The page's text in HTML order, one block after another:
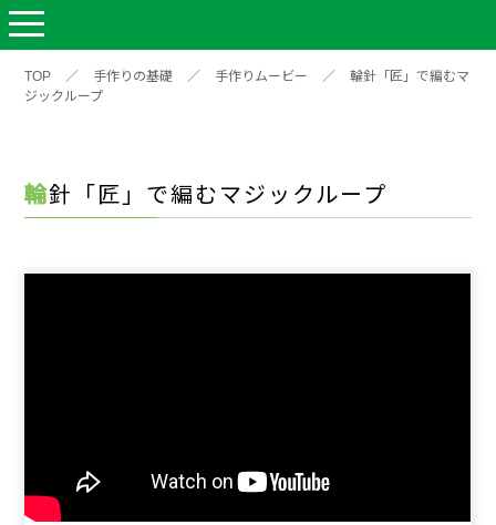
TOP ／ 手作りの基礎 ／ 手作りムービー ／
輪針「匠」で編むマ
ジックループ
輪針「匠」で編むマジックループ